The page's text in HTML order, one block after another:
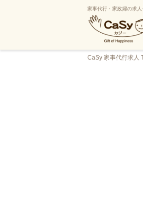
家事代行・家政婦の求人
CaSy 家事代行求人